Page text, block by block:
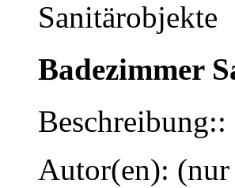
Badezimmer
Beschreibung::
Autor(en):